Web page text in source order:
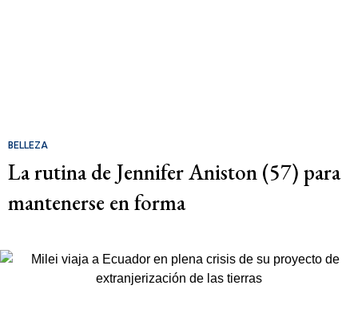
BELLEZA
La rutina de Jennifer Aniston (57) para
mantenerse en forma